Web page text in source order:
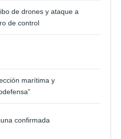
de drones y ataque a
de control
marítima y
confirmada